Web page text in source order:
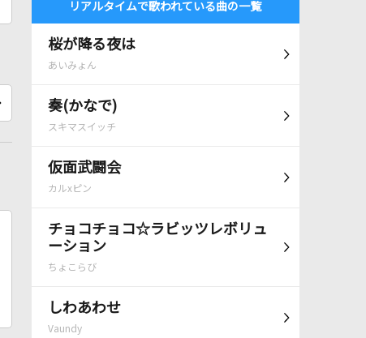
リアルタイムで歌われている曲の一覧
桜が降る夜は
あいみょん
奏(かなで)
スキマスイッチ
仮面武闘会
カルxピン
チョコチョコ☆ラビッツレボリュ
ーション
ちょこらび
しわあわせ
Vaundy